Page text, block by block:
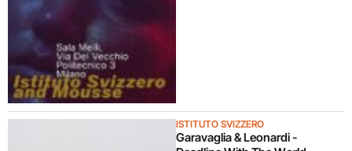
ISTITUTO SVIZZERO
Garavaglia & Leonardi -